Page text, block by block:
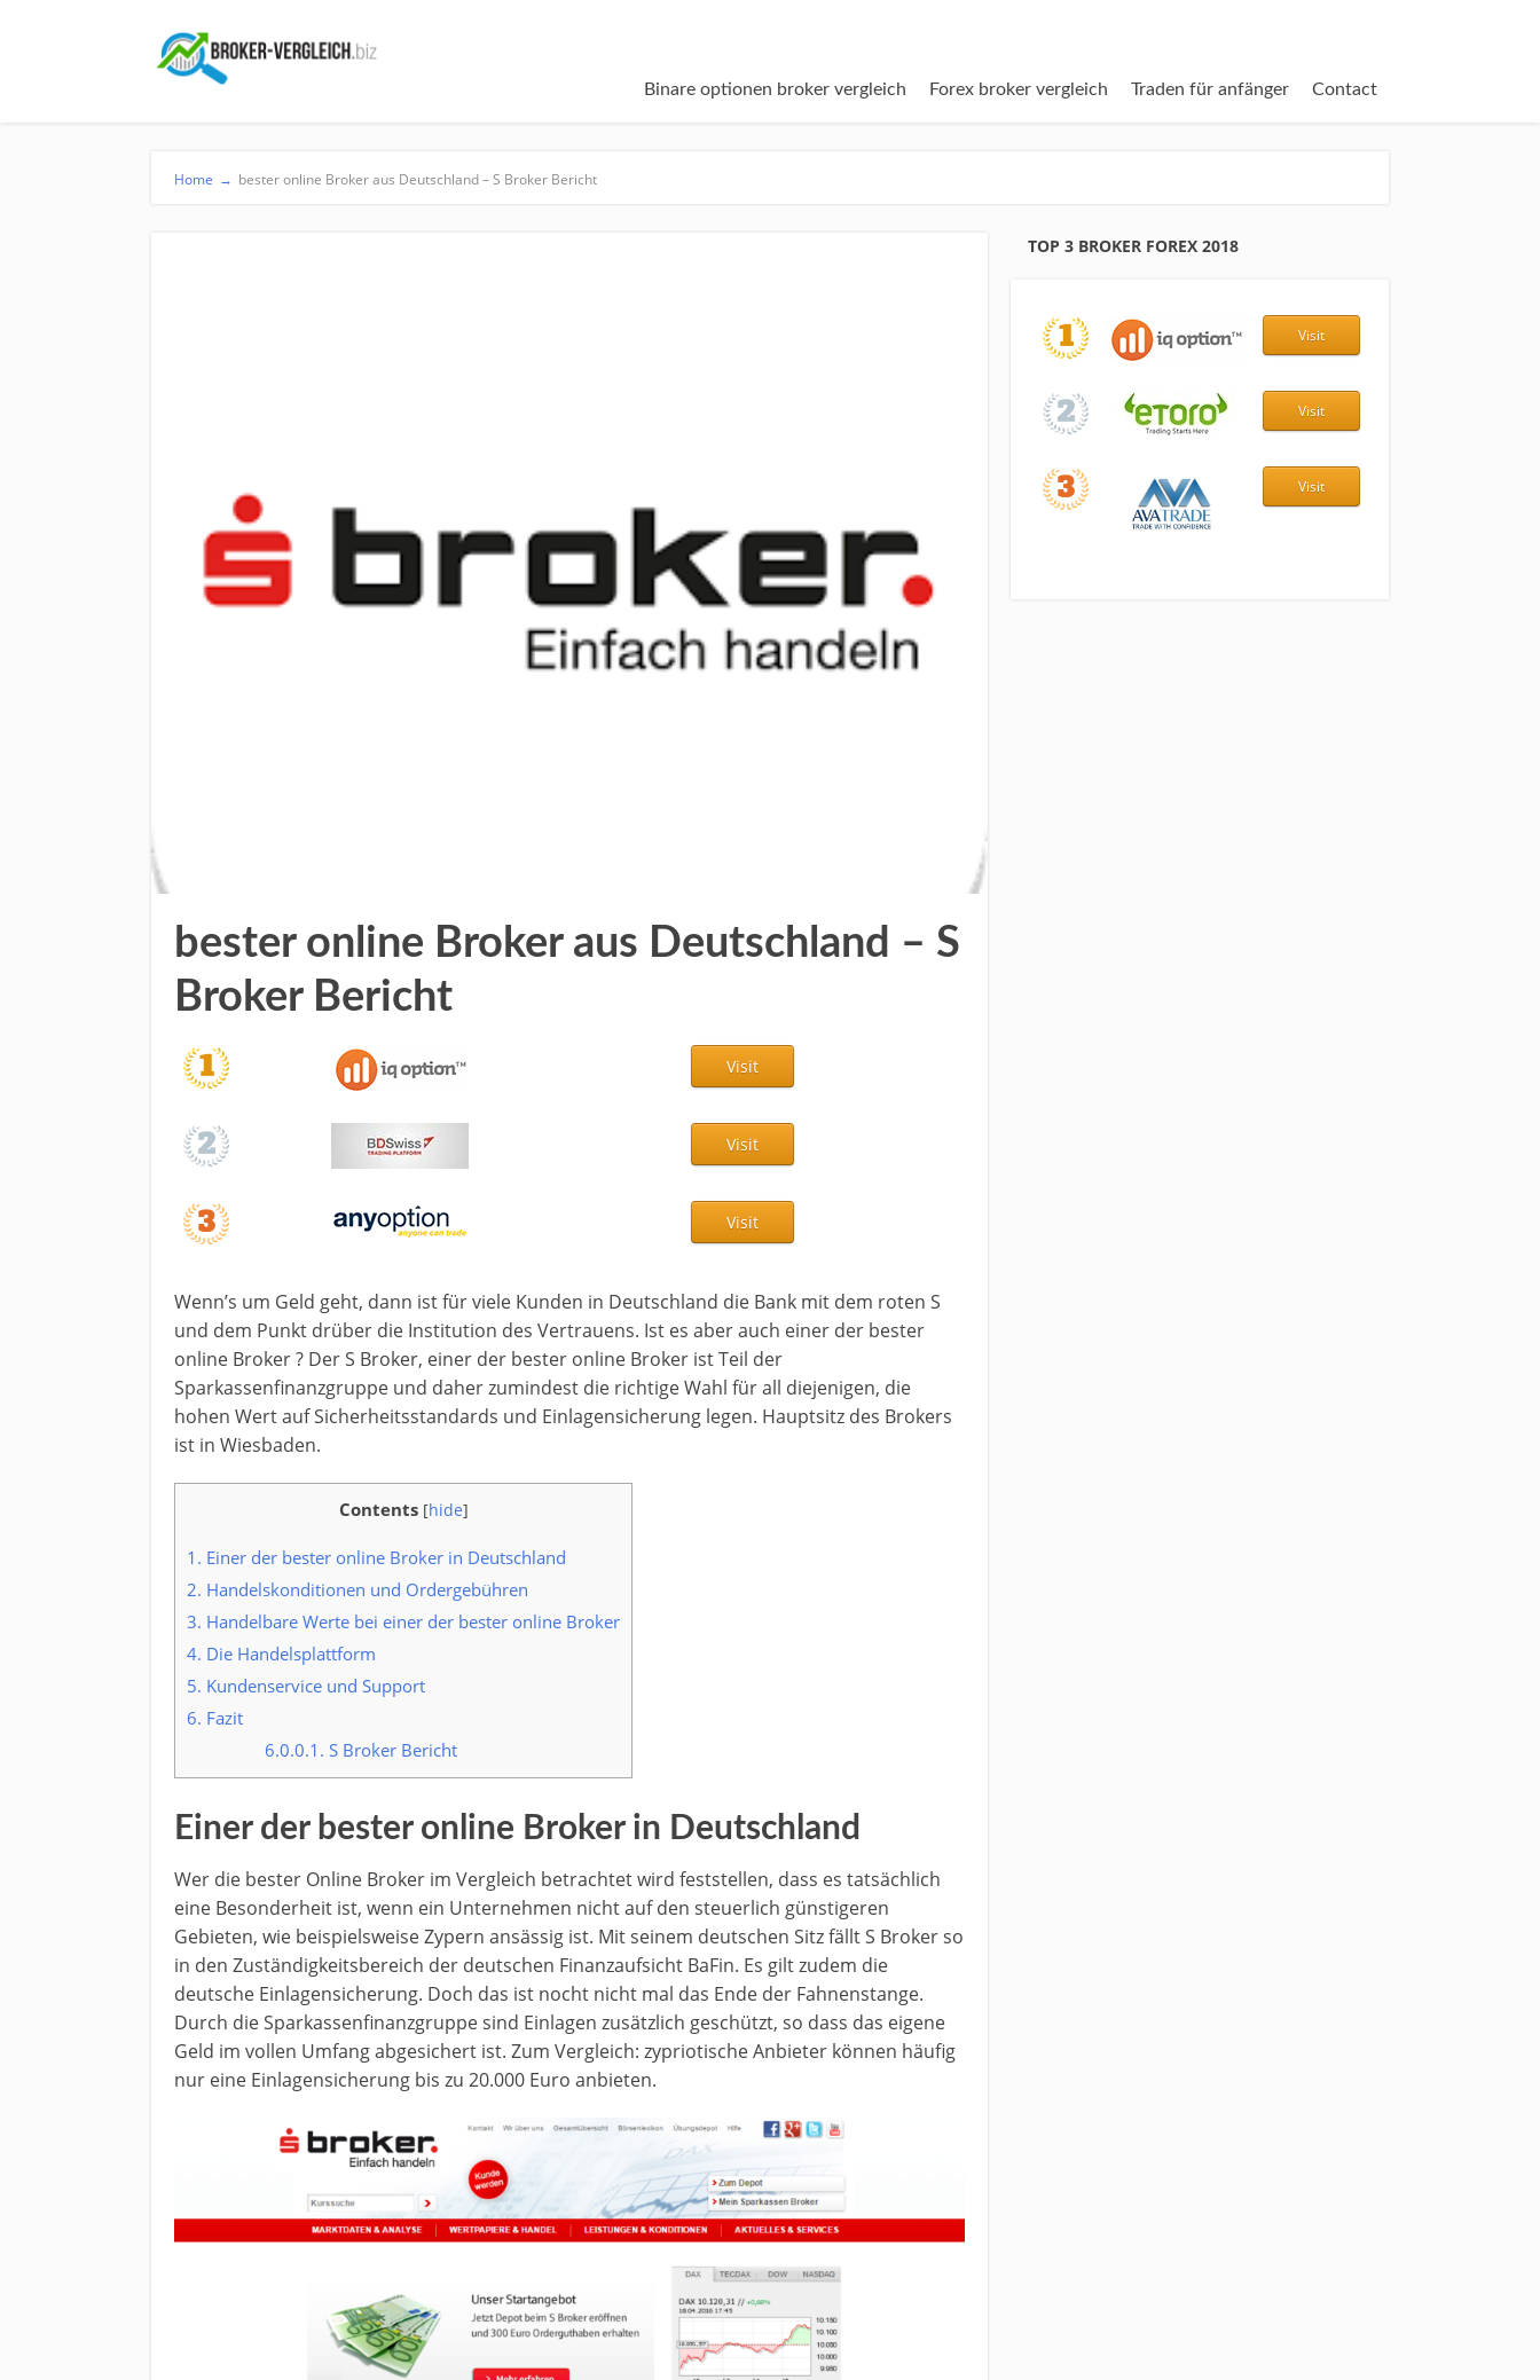
Binare optionen broker vergleich Forex broker vergleich Traden für anfänger Contact
Home → bester online Broker aus Deutschland – S Broker Bericht
bester online Broker aus Deutschland – S
Broker Bericht
Visit
Visit
Visit
Wenn’s um Geld geht, dann ist für viele Kunden in Deutschland die Bank mit dem roten S
und dem Punkt drüber die Institution des Vertrauens. Ist es aber auch einer der bester
online Broker ? Der S Broker, einer der bester online Broker ist Teil der
Sparkassenfinanzgruppe und daher zumindest die richtige Wahl für all diejenigen, die
hohen Wert auf Sicherheitsstandards und Einlagensicherung legen. Hauptsitz des Brokers
ist in Wiesbaden.
Contents [hide]
1. Einer der bester online Broker in Deutschland
2. Handelskonditionen und Ordergebühren
3. Handelbare Werte bei einer der bester online Broker
4. Die Handelsplattform
5. Kundenservice und Support
6. Fazit
6.0.0.1. S Broker Bericht
Einer der bester online Broker in Deutschland
Wer die bester Online Broker im Vergleich betrachtet wird feststellen, dass es tatsächlich
eine Besonderheit ist, wenn ein Unternehmen nicht auf den steuerlich günstigeren
Gebieten, wie beispielsweise Zypern ansässig ist. Mit seinem deutschen Sitz fällt S Broker so
in den Zuständigkeitsbereich der deutschen Finanzaufsicht BaFin. Es gilt zudem die
deutsche Einlagensicherung. Doch das ist nocht nicht mal das Ende der Fahnenstange.
Durch die Sparkassenfinanzgruppe sind Einlagen zusätzlich geschützt, so dass das eigene
Geld im vollen Umfang abgesichert ist. Zum Vergleich: zypriotische Anbieter können häufig
nur eine Einlagensicherung bis zu 20.000 Euro anbieten.
TOP 3 BROKER FOREX 2018
Visit
Visit
Visit